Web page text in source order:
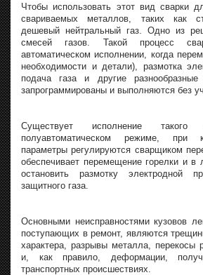
Чтобы использовать этот вид сварки
свариваемых металлов, таких как
дешевый нейтральный газ. Одно из
смесей газов. Такой процесс
автоматическом исполнении, когда
необходимости и детали), размотка
подача газа и другие
запрограммированы и выполняются без
Существует исполнение
полуавтоматическом режиме, при
параметры регулируются сварщиком
обеспечивает перемещение горелки и
остановить размотку электродной
защитного газа.
Основными неисправностями кузовов
поступающих в ремонт, являются
характера, разрывы металла, перекосы
и, как правило, деформации,
транспортных происшествиях.